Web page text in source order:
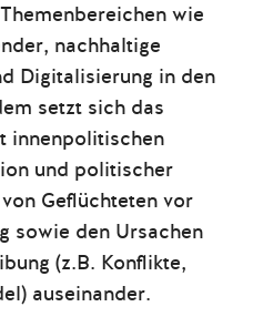
wie
nachhaltige
Digitalisierung in den
setzt sich das
innenpolitischen
und politischer
Geflüchteten vor
sowie den Ursachen
(z.B. Konflikte,
auseinander.